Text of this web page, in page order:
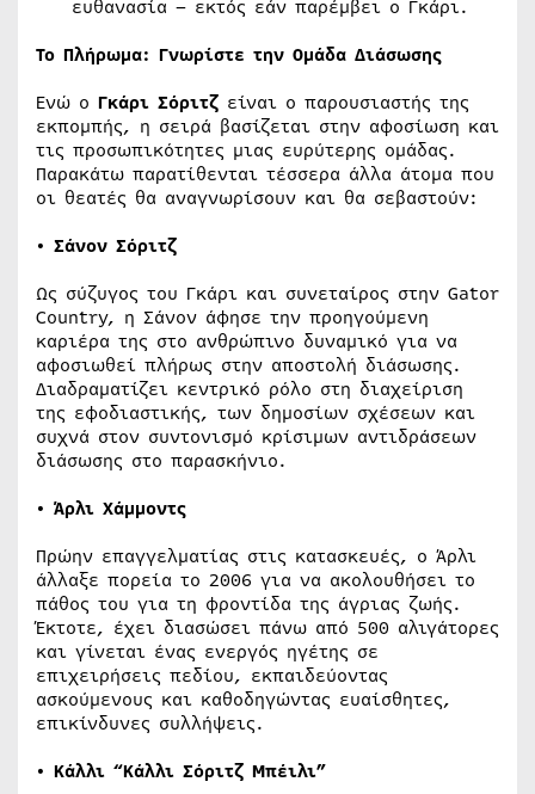
ευθανασία – εκτός εάν παρέμβει ο Γκάρι.
Το Πλήρωμα: Γνωρίστε την Ομάδα Διάσωσης
Ενώ ο Γκάρι Σόριτζ είναι ο παρουσιαστής της
εκπομπής, η σειρά βασίζεται στην αφοσίωση και
τις προσωπικότητες μιας ευρύτερης ομάδας.
Παρακάτω παρατίθενται τέσσερα άλλα άτομα που
οι θεατές θα αναγνωρίσουν και θα σεβαστούν:
• Σάνον Σόριτζ
Ως σύζυγος του Γκάρι και συνεταίρος στην Gator
Country, η Σάνον άφησε την προηγούμενη
καριέρα της στο ανθρώπινο δυναμικό για να
αφοσιωθεί πλήρως στην αποστολή διάσωσης.
Διαδραματίζει κεντρικό ρόλο στη διαχείριση
της εφοδιαστικής, των δημοσίων σχέσεων και
συχνά στον συντονισμό κρίσιμων αντιδράσεων
διάσωσης στο παρασκήνιο.
• Άρλι Χάμμοντς
Πρώην επαγγελματίας στις κατασκευές, ο Άρλι
άλλαξε πορεία το 2006 για να ακολουθήσει το
πάθος του για τη φροντίδα της άγριας ζωής.
Έκτοτε, έχει διασώσει πάνω από 500 αλιγάτορες
και γίνεται ένας ενεργός ηγέτης σε
επιχειρήσεις πεδίου, εκπαιδεύοντας
ασκούμενους και καθοδηγώντας ευαίσθητες,
επικίνδυνες συλλήψεις.
• Κάλλι “Κάλλι Σόριτζ Μπέιλι”